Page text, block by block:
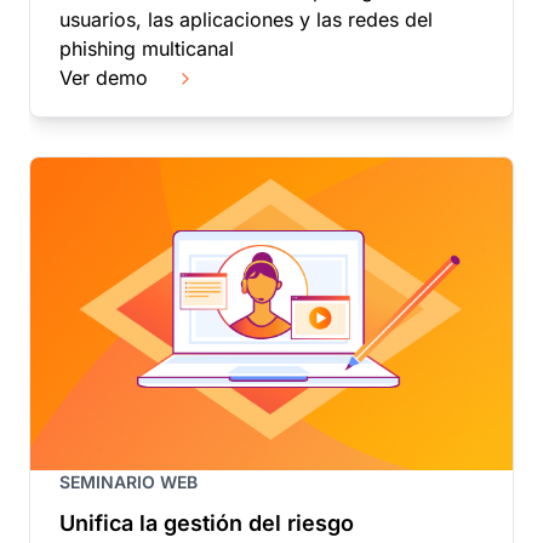
usuarios, las aplicaciones y las redes del
phishing multicanal
Ver demo
SEMINARIO WEB
Unifica la gestión del riesgo